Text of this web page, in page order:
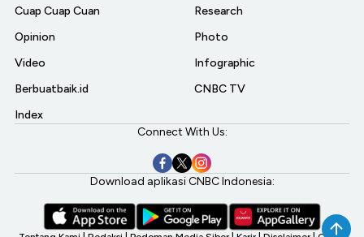
Cuap Cuap Cuan
Opinion
Video
Berbuatbaik.id
Index
Research
Photo
Infographic
CNBC TV
Connect With Us:
Download aplikasi CNBC Indonesia: